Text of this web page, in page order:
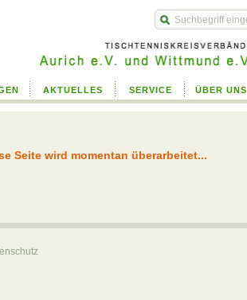
AKTUELLES SERVICE ÜBER UNS
Seite wird momentan überarbeitet...